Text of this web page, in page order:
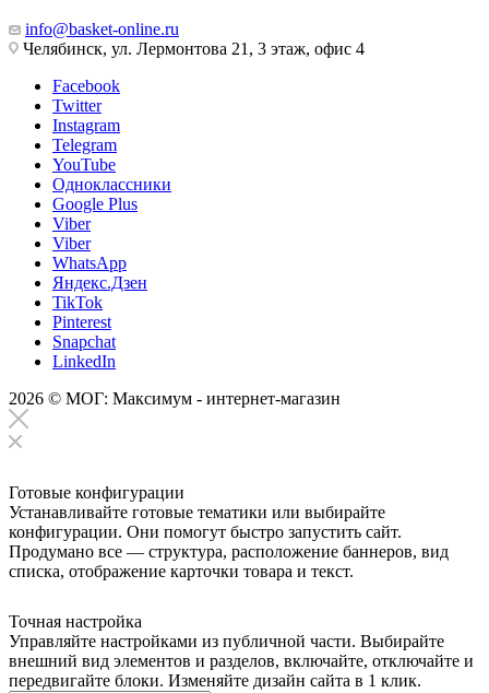
info@basket-online.ru
Челябинск, ул. Лермонтова 21, 3 этаж, офис 4
Facebook
Twitter
Instagram
Telegram
YouTube
Одноклассники
Google Plus
Viber
Viber
WhatsApp
Яндекс.Дзен
TikTok
Pinterest
Snapchat
LinkedIn
2026 © МОГ: Максимум - интернет-магазин
Готовые конфигурации
Устанавливайте готовые тематики или выбирайте
конфигурации. Они помогут быстро запустить сайт.
Продумано все — структура, расположение баннеров, вид
списка, отображение карточки товара и текст.
Точная настройка
Управляйте настройками из публичной части. Выбирайте
внешний вид элементов и разделов, включайте, отключайте и
передвигайте блоки. Изменяйте дизайн сайта в 1 клик.